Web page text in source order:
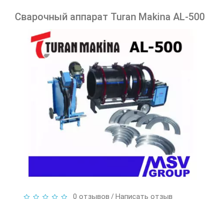
Сварочный аппарат Turan Makina AL-500
0 отзывов /Написать отзыв